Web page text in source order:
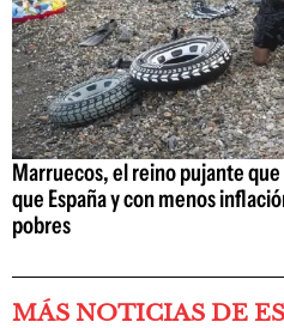
Marruecos, el reino pujante
que España y con menos
pobres
MÁS NOTICIAS DE